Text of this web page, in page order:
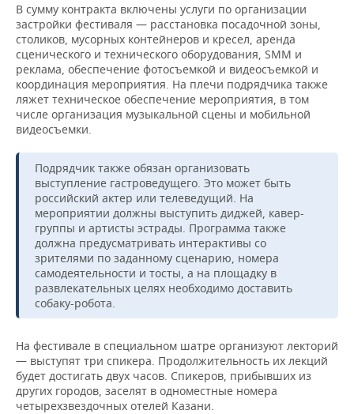
В сумму контракта включены услуги по организации
застройки фестиваля — расстановка посадочной зоны,
столиков, мусорных контейнеров и кресел, аренда
сценического и технического оборудования, SMM и
реклама, обеспечение фотосъемкой и видеосъемкой и
координация мероприятия. На плечи подрядчика также
ляжет техническое обеспечение мероприятия, в том
числе организация музыкальной сцены и мобильной
видеосъемки.
Подрядчик также обязан организовать
выступление гастроведущего. Это может быть
российский актер или телеведущий. На
мероприятии должны выступить диджей, кавер-
группы и артисты эстрады. Программа также
должна предусматривать интерактивы со
зрителями по заданному сценарию, номера
самодеятельности и тосты, а на площадку в
развлекательных целях необходимо доставить
собаку-робота.
На фестивале в специальном шатре организуют лекторий
— выступят три спикера. Продолжительность их лекций
будет достигать двух часов. Спикеров, прибывших из
других городов, заселят в одноместные номера
четырехзвездочных отелей Казани.